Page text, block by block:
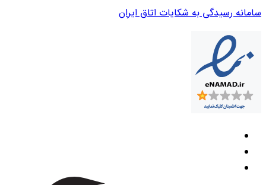
سامانه رسیدگی به شکایات اتاق ایران